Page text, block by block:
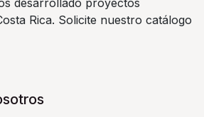
Rica. Solicite nuestro catálogo